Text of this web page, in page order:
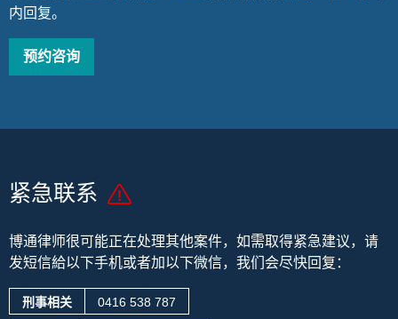
内回复。
预约咨询
紧急联系
博通律师很可能正在处理其他案件， 如需取得紧急建议，请
发短信給以下手机或者加以下微信，我们会尽快回复：
刑事相关 0416 538 787